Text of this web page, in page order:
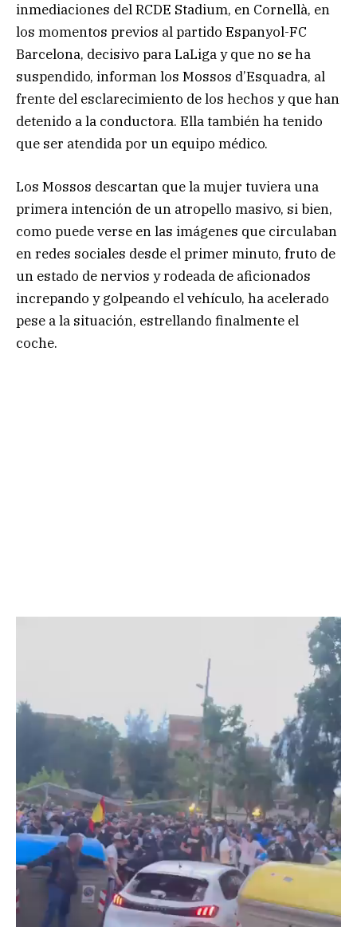
inmediaciones del RCDE Stadium, en Cornellà, en
los momentos previos al partido Espanyol-FC
Barcelona, decisivo para LaLiga y que no se ha
suspendido, informan los Mossos d’Esquadra, al
frente del esclarecimiento de los hechos y que han
detenido a la conductora. Ella también ha tenido
que ser atendida por un equipo médico.
Los Mossos descartan que la mujer tuviera una
primera intención de un atropello masivo, si bien,
como puede verse en las imágenes que circulaban
en redes sociales desde el primer minuto, fruto de
un estado de nervios y rodeada de aficionados
increpando y golpeando el vehículo, ha acelerado
pese a la situación, estrellando finalmente el
coche.